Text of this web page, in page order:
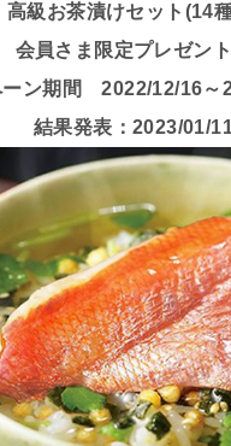
高級お茶漬けセット(14
会員さま限定プレゼント
ン期間 2022/12/16～
結果発表：2023/01/